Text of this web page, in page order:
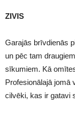
ZIVIS
Garajās brīvdienās
un pēc tam
sīkumiem. Kā
Profesionālajā jomā
cilvēki, kas ir gatavi